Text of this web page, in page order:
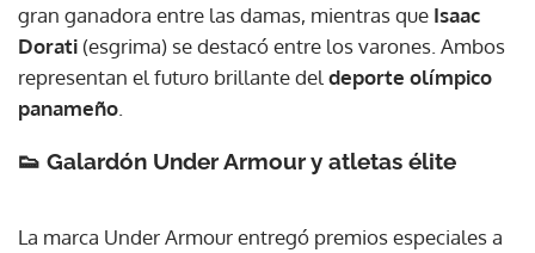
gran ganadora entre las damas, mientras que Isaac
Dorati (esgrima) se destacó entre los varones. Ambos
representan el futuro brillante del deporte olímpico
panameño
👟 Galardón Under Armour y atletas élite
La marca Under Armour entregó premios especiales a